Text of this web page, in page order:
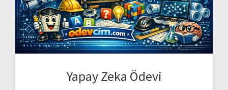
Yapay Zeka Ödevi